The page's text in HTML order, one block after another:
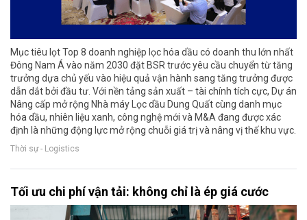
Mục tiêu lọt Top 8 doanh nghiệp lọc hóa dầu có doanh thu lớn nhất
Đông Nam Á vào năm 2030 đặt BSR trước yêu cầu chuyển từ tăng
trưởng dựa chủ yếu vào hiệu quả vận hành sang tăng trưởng được
dẫn dắt bởi đầu tư. Với nền tảng sản xuất – tài chính tích cực, Dự án
Nâng cấp mở rộng Nhà máy Lọc dầu Dung Quất cùng danh mục
hóa dầu, nhiên liệu xanh, công nghệ mới và M&A đang được xác
định là những động lực mở rộng chuỗi giá trị và nâng vị thế khu vực.
Thời sự - Logistics
Tối ưu chi phí vận tải: không chỉ là ép giá cước